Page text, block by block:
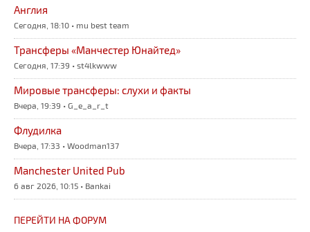
Англия
Сегодня, 18:10 • mu best team
Трансферы «Манчестер Юнайтед»
Сегодня, 17:39 • st4lkwww
Мировые трансферы: слухи и факты
Вчера, 19:39 • G_e_a_r_t
Флудилка
Вчера, 17:33 • Woodman137
Manchester United Pub
6 авг 2026, 10:15 • Bankai
ПЕРЕЙТИ НА ФОРУМ